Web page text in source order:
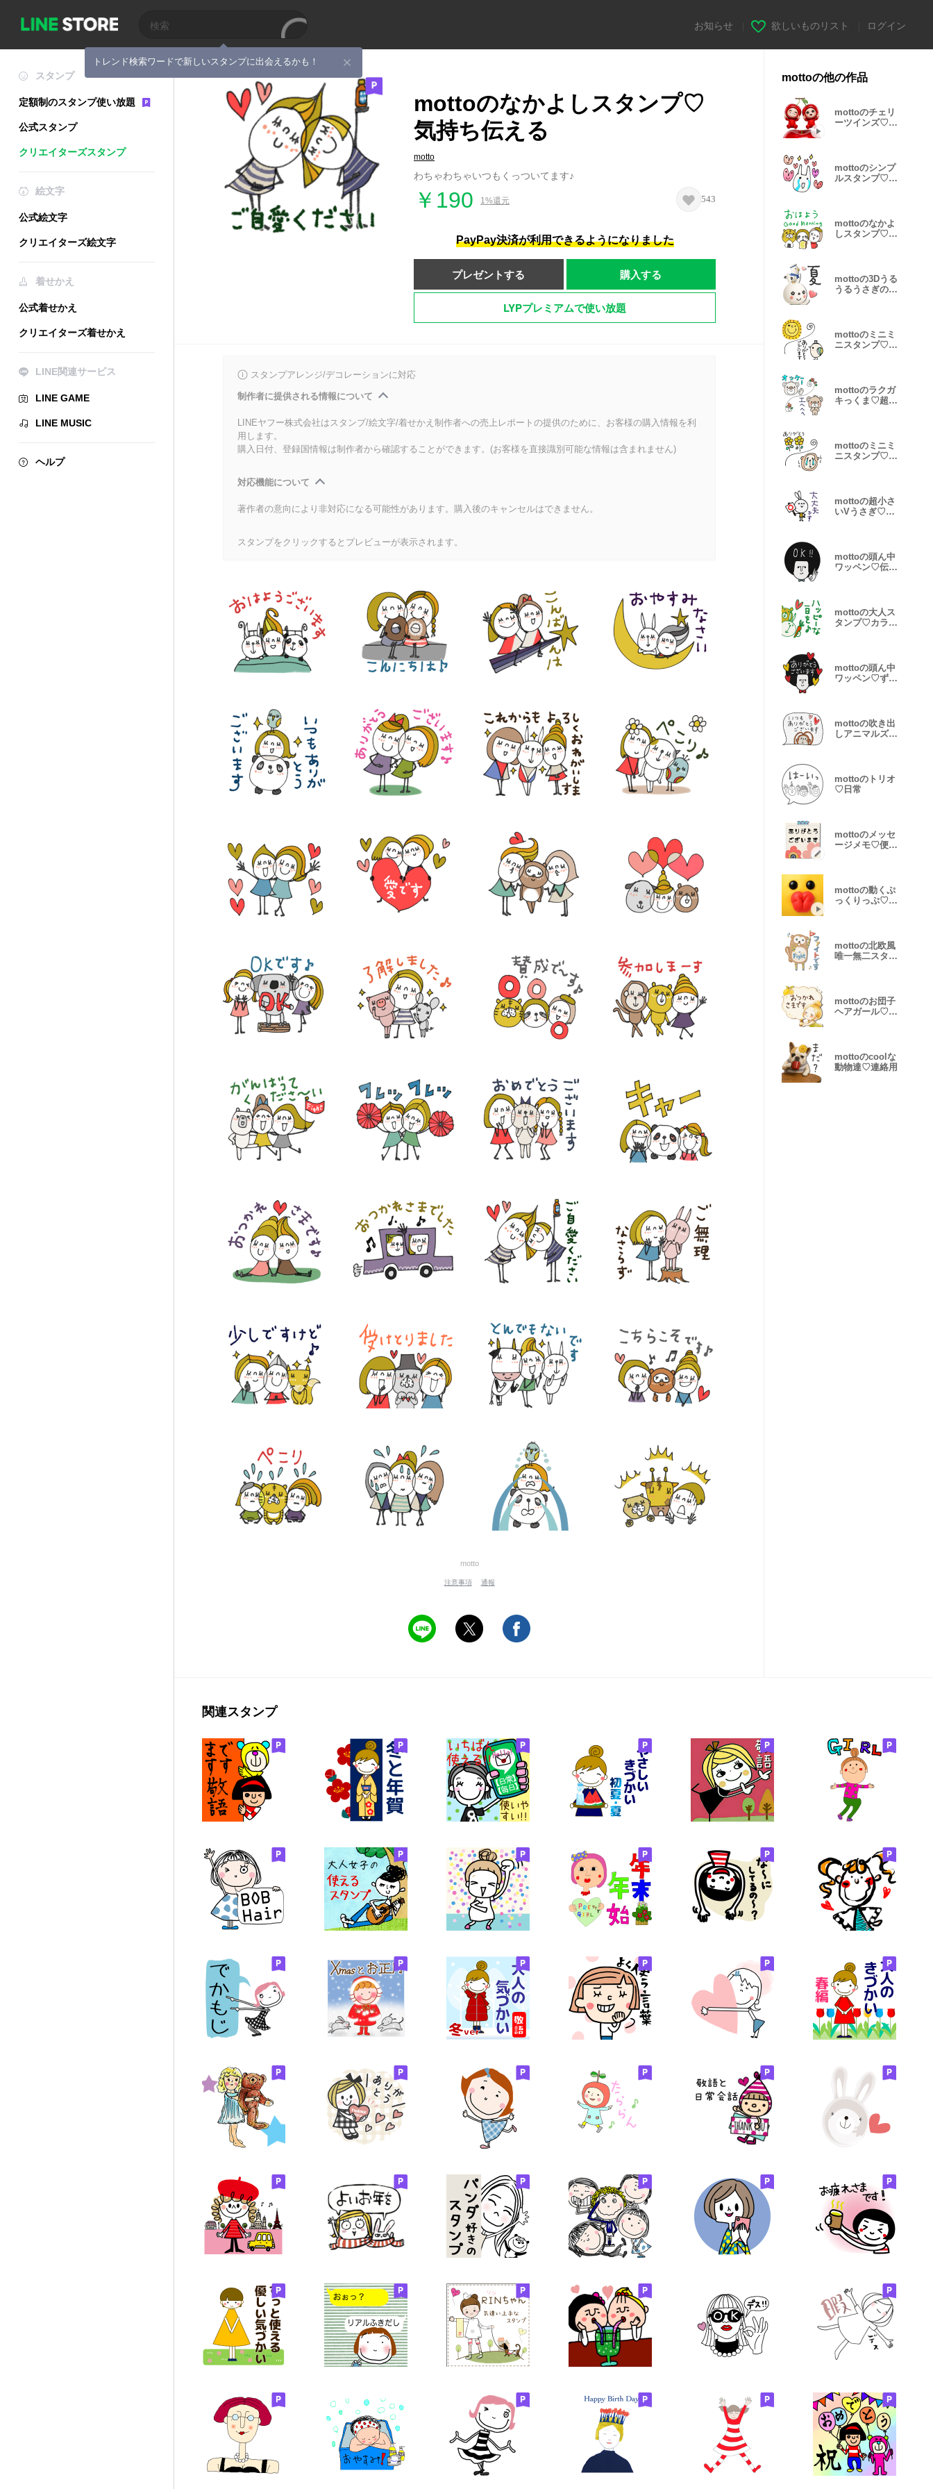
トレンド検索ワードで新しいスタンプに出会えるかも！
お知らせ 欲しいものリスト ログイン
スタンプ
定額制のスタンプ使い放題
公式スタンプ
クリエイターズスタンプ
絵文字
公式絵文字
クリエイターズ絵文字
着せかえ
公式着せかえ
クリエイターズ着せかえ
LINE関連サービス
LINE GAME
LINE MUSIC
ヘルプ
mottoのなかよしスタンプ♡
気持ち伝える
motto
わちゃわちゃいつもくっついてます♪
￥190 1%還元 543
PayPay決済が利用できるようになりました
プレゼントする 購入する
LYPプレミアムで使い放題
スタンプアレンジ/デコレーションに対応
制作者に提供される情報について
LINEヤフー株式会社はスタンプ/絵文字/着せかえ制作者への売上レポートの提供のために、お客様の購入情報を利
用します。
購入日付、登録国情報は制作者から確認することができます。(お客様を直接識別可能な情報は含まれません)
対応機能について
著作者の意向により非対応になる可能性があります。購入後のキャンセルはできません。
スタンプをクリックするとプレビューが表示されます。
motto
注意事項 通報
mottoの他の作品
mottoのチェリ
ーツインズ♡便
mottoのシンプ
ルスタンプ♡日
mottoのなかよ
しスタンプ♡伝
mottoの3Dうる
うるうさぎの夏
mottoのミニミ
ニスタンプ♡①
mottoのラクガ
キっくま♡超小
mottoのミニミ
ニスタンプ♡②
mottoの超小さ
いVうさぎ♡毎
mottoの頭ん中
ワッペン♡伝え
mottoの大人ス
タンプ♡カラフ
mottoの頭ん中
ワッペン♡ずっ
mottoの吹き出
しアニマルズ♡
mottoのトリオ
♡日常
mottoのメッセ
ージメモ♡便利
mottoの動くぷ
っくりっぷ♡便
mottoの北欧風
唯一無二スタン
mottoのお団子
ヘアガール♡敬
mottoのcoolな
動物達♡連絡用
関連スタンプ